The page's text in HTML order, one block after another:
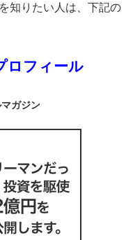
知りたい人は、下記の
ロフィール
ガジン